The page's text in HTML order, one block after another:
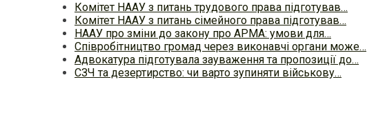
Комітет НААУ з питань трудового права підготував…
Комітет НААУ з питань сімейного права підготував…
НААУ про зміни до закону про АРМА: умови для…
Співробітництво громад через виконавчі органи може…
Адвокатура підготувала зауваження та пропозиції до…
СЗЧ та дезертирство: чи варто зупиняти військову…